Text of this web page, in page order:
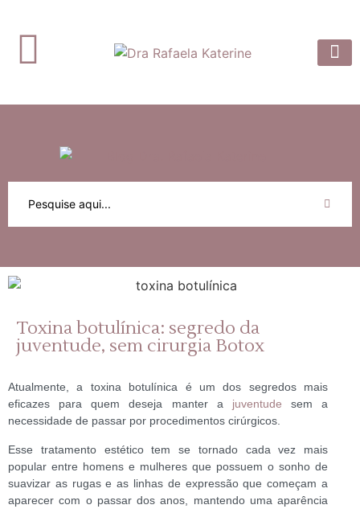
Toxina botulínica: segredo da
juventude, sem cirurgia Botox
Atualmente, a toxina botulínica é um dos segredos mais
eficazes para quem deseja manter a juventude sem a
necessidade de passar por procedimentos cirúrgicos.
Esse tratamento estético tem se tornado cada vez mais
popular entre homens e mulheres que possuem o sonho de
suavizar as rugas e as linhas de expressão que começam a
aparecer com o passar dos anos, mantendo uma aparência